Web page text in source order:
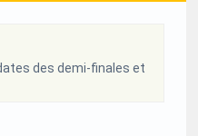
des demi-finales et